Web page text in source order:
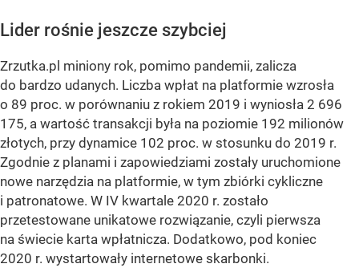
Lider rośnie jeszcze szybciej
Zrzutka.pl miniony rok, pomimo pandemii, zalicza
do bardzo udanych. Liczba wpłat na platformie wzrosła
o 89 proc. w porównaniu z rokiem 2019 i wyniosła 2 696
175, a wartość transakcji była na poziomie 192 milionów
złotych, przy dynamice 102 proc. w stosunku do 2019 r.
Zgodnie z planami i zapowiedziami zostały uruchomione
nowe narzędzia na platformie, w tym zbiórki cykliczne
i patronatowe. W IV kwartale 2020 r. zostało
przetestowane unikatowe rozwiązanie, czyli pierwsza
na świecie karta wpłatnicza. Dodatkowo, pod koniec
2020 r. wystartowały internetowe skarbonki.